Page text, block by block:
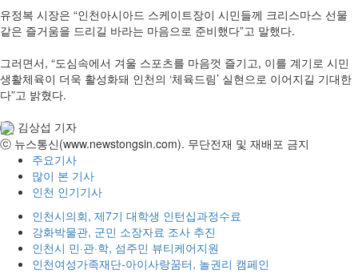
유정복 시장은 “인천아시아드 스케이트장이 시민들께 크리스마스 선물
같은 즐거움을 드리길 바라는 마음으로 준비했다”고 말했다.
그러면서, “도심속에서 겨울 스포츠를 마음껏 즐기고, 이를 계기로 시민
생활체육이 더욱 활성화돼 인천의 ‘체육드림’ 실현으로 이어지길 기대한
다”고 밝혔다.
김상섭 기자
ⓒ 뉴스통신(www.newstongsin.com). 무단전재 및 재배포 금지
주요기사
많이 본 기사
인천 인기기사
인천시의회, 제7기 대학생 인턴십과정수료
강화박물관, 군민 소장자료 조사 추진
인천시 민·관·학, 섬주민 뷰티케어지원
인천여성가족재단-아이사랑꿈터, 놀권리 캠페인